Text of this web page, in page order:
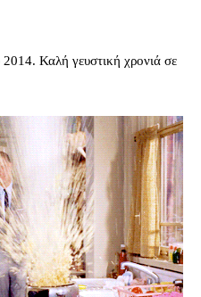
2014. Καλή γευστική χρονιά σε